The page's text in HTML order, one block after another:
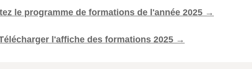
le programme de formations de l'année 2025 →
l'affiche des formations 2025 →